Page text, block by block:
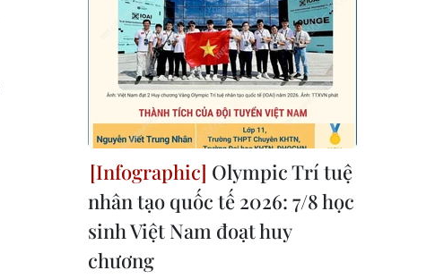
Olympic Trí tuệ
nhân tạo quốc tế 2026: 7/8 học
sinh Việt Nam đoạt huy
chương